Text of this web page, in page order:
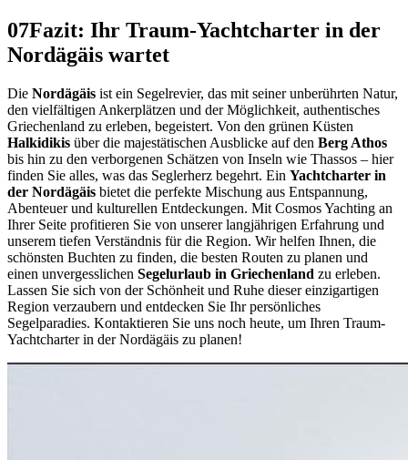
07Fazit: Ihr Traum-Yachtcharter in der
Nordägäis wartet
Die Nordägäis ist ein Segelrevier, das mit seiner unberührten Natur,
den vielfältigen Ankerplätzen und der Möglichkeit, authentisches
Griechenland zu erleben, begeistert. Von den grünen Küsten
Halkidikis über die majestätischen Ausblicke auf den Berg Athos
bis hin zu den verborgenen Schätzen von Inseln wie Thassos – hier
finden Sie alles, was das Seglerherz begehrt. Ein Yachtcharter in
der Nordägäis bietet die perfekte Mischung aus Entspannung,
Abenteuer und kulturellen Entdeckungen. Mit Cosmos Yachting an
Ihrer Seite profitieren Sie von unserer langjährigen Erfahrung und
unserem tiefen Verständnis für die Region. Wir helfen Ihnen, die
schönsten Buchten zu finden, die besten Routen zu planen und
einen unvergesslichen Segelurlaub in Griechenland zu erleben.
Lassen Sie sich von der Schönheit und Ruhe dieser einzigartigen
Region verzaubern und entdecken Sie Ihr persönliches
Segelparadies. Kontaktieren Sie uns noch heute, um Ihren Traum-
Yachtcharter in der Nordägäis zu planen!